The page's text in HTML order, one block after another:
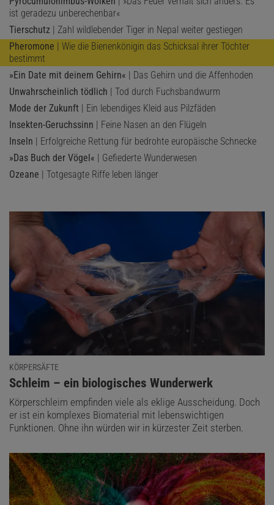
ist geradezu unberechenbar«
Tierschutz | Zahl wildlebender Tiger in Nepal weiter gestiegen
Pheromone | Wie die Bienenkönigin das Schicksal ihrer Töchter
bestimmt
»Ein Date mit deinem Gehirn« | Das Gehirn und die Affenhoden
Unwahrscheinlich tödlich | Tod durch Fuchsbandwurm
Mode der Zukunft | Ein lebendiges Kleid aus Pilzfäden
Insekten-Geruchssinn | Feine Nasen an den Flügeln
Inseln | Erfolgreiche Rettung für bedrohte europäische Schnecke
»Das Buch der Vögel« | Gefiederte Wunderwesen
Ozeane | Totgesagte Riffe leben länger
KÖRPERSÄFTE
:
Schleim – ein biologisches Wunderwerk
Körperschleim empfinden viele als eklige Ausscheidung. Doch
er ist ein komplexes Biomaterial mit lebenswichtigen
Funktionen. Ohne ihn würden wir in kürzester Zeit sterben.